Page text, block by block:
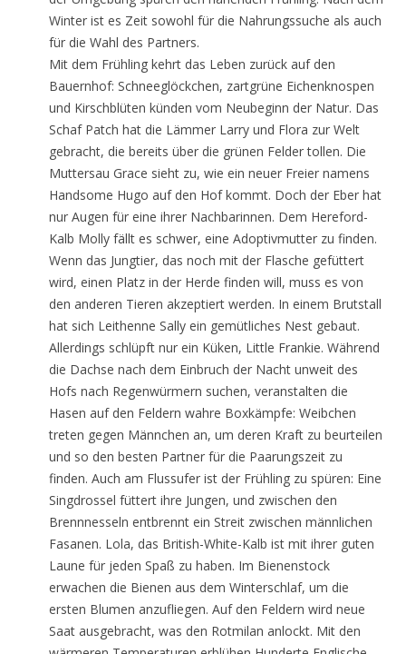
Winter ist es Zeit sowohl für die Nahrungssuche als auch
für die Wahl des Partners.
Mit dem Frühling kehrt das Leben zurück auf den
Bauernhof: Schneeglöckchen, zartgrüne Eichenknospen
und Kirschblüten künden vom Neubeginn der Natur. Das
Schaf Patch hat die Lämmer Larry und Flora zur Welt
gebracht, die bereits über die grünen Felder tollen. Die
Muttersau Grace sieht zu, wie ein neuer Freier namens
Handsome Hugo auf den Hof kommt. Doch der Eber hat
nur Augen für eine ihrer Nachbarinnen. Dem Hereford-
Kalb Molly fällt es schwer, eine Adoptivmutter zu finden.
Wenn das Jungtier, das noch mit der Flasche gefüttert
wird, einen Platz in der Herde finden will, muss es von
den anderen Tieren akzeptiert werden. In einem Brutstall
hat sich Leithenne Sally ein gemütliches Nest gebaut.
Allerdings schlüpft nur ein Küken, Little Frankie. Während
die Dachse nach dem Einbruch der Nacht unweit des
Hofs nach Regenwürmern suchen, veranstalten die
Hasen auf den Feldern wahre Boxkämpfe: Weibchen
treten gegen Männchen an, um deren Kraft zu beurteilen
und so den besten Partner für die Paarungszeit zu
finden. Auch am Flussufer ist der Frühling zu spüren: Eine
Singdrossel füttert ihre Jungen, und zwischen den
Brennnesseln entbrennt ein Streit zwischen männlichen
Fasanen. Lola, das British-White-Kalb ist mit ihrer guten
Laune für jeden Spaß zu haben. Im Bienenstock
erwachen die Bienen aus dem Winterschlaf, um die
ersten Blumen anzufliegen. Auf den Feldern wird neue
Saat ausgebracht, was den Rotmilan anlockt. Mit den